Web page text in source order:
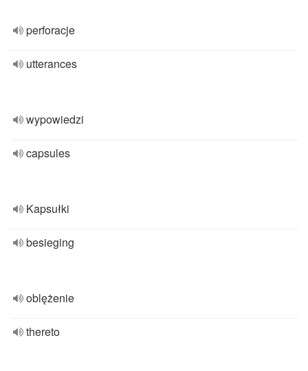
perforacje
utterances
wypowiedzi
capsules
Kapsułki
besieging
oblężenie
thereto